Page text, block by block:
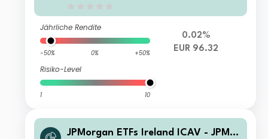
Jährliche Rendite
-50% 0% +50%
Risiko-Level
1 10
0.02%
EUR 96.32
JPMorgan ETFs Ireland ICAV - JPM U